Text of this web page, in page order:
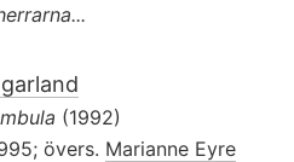
(1992)
övers. Marianne Eyre